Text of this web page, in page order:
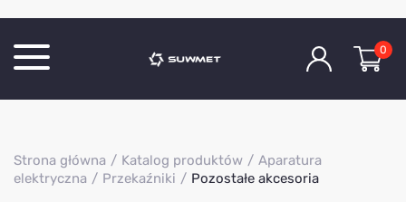
O Firmie
0
Strona główna Katalog produktów
Aparatura
elektryczna
Przekaźniki Pozostałe akcesoria